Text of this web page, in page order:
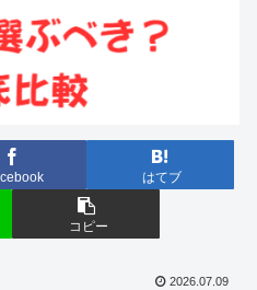
はてブ
コピー
2026.07.09